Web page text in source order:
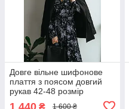
Довге вільне шифонове
плаття з поясом довгий
рукав 42-48 розмір
1 440 ₴ 1 600 ₴